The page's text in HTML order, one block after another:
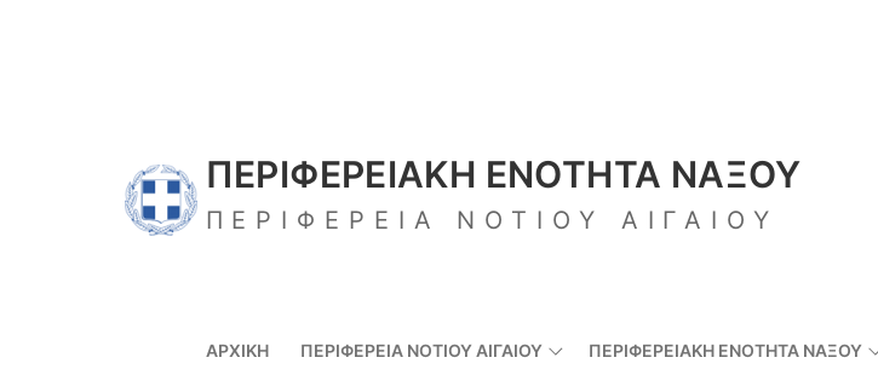
ΠΕΡΙΦΕΡΕΙΑΚΗ ΕΝΟΤΗΤΑ ΝΑΞΟΥ
ΠΕΡΙΦΕΡΕΙΑ ΝΟΤΙΟΥ ΑΙΓΑΙΟΥ
ΑΡΧΙΚΉ ΠΕΡΙΦΈΡΕΙΑ ΝΟΤΊΟΥ ΑΙΓΑΊΟΥ ΠΕΡΙΦΕΡΕΙΑΚΉ ΕΝΌΤΗΤΑ ΝΆΞΟΥ